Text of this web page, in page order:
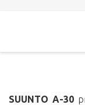
SUUNTO A-30